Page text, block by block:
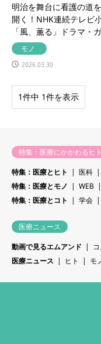
明治を舞台に看護の道
開く！NHK連続テレビ
「風、薫る」ドラマ・
モノ
2026.03.30
1件中 1件を表示
特集：医療にかかわるヒ
特集：医療とヒト
医科
特集：医療とモノ
WEB
特集：医療とコト
学会
医療ニュース
動画で見るエムアンド
医療ニュース
ヒト モ